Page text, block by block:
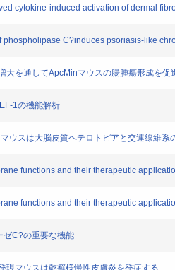
cytokine-induced activation of dermal
C?induces psoriasis-like
大を通してApcMinマウスの腸腫瘍形成を促
1の機能解析
ウスは大脳皮質ヘテロトピアと交連線維系
functions and their therapeutic
functions and their therapeutic
ゼC?の重要な機能
現マウスは乾癬様慢性皮膚炎を発症する